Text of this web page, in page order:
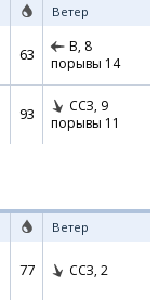
Ветер
63 В, 8
порывы 14
93 ССЗ, 9
порывы 11
Ветер
77 ССЗ, 2